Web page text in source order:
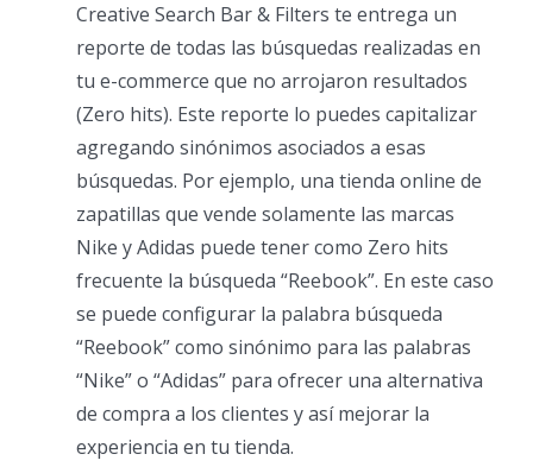
Creative Search Bar & Filters te entrega un
reporte de todas las búsquedas realizadas en
tu e-commerce que no arrojaron resultados
(Zero hits). Este reporte lo puedes capitalizar
agregando sinónimos asociados a esas
búsquedas. Por ejemplo, una tienda online de
zapatillas que vende solamente las marcas
Nike y Adidas puede tener como Zero hits
frecuente la búsqueda “Reebook”. En este caso
se puede configurar la palabra búsqueda
“Reebook” como sinónimo para las palabras
“Nike” o “Adidas” para ofrecer una alternativa
de compra a los clientes y así mejorar la
experiencia en tu tienda.